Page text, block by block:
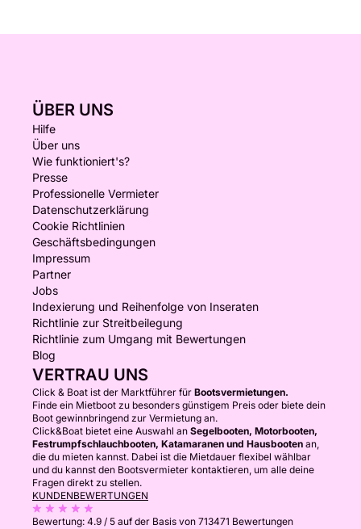
ÜBER UNS
Hilfe
Über uns
Wie funktioniert's?
Presse
Professionelle Vermieter
Datenschutzerklärung
Cookie Richtlinien
Geschäftsbedingungen
Impressum
Partner
Jobs
Indexierung und Reihenfolge von Inseraten
Richtlinie zur Streitbeilegung
Richtlinie zum Umgang mit Bewertungen
Blog
VERTRAU UNS
Click & Boat ist der Marktführer für Bootsvermietungen.
Finde ein Mietboot zu besonders günstigem Preis oder biete dein
Boot gewinnbringend zur Vermietung an.
Click&Boat bietet eine Auswahl an Segelbooten, Motorbooten,
Festrumpfschlauchbooten, Katamaranen und Hausbooten an,
die du mieten kannst. Dabei ist die Mietdauer flexibel wählbar
und du kannst den Bootsvermieter kontaktieren, um alle deine
Fragen direkt zu stellen.
KUNDENBEWERTUNGEN
Bewertung: 4.9 / 5 auf der Basis von 713471 Bewertungen